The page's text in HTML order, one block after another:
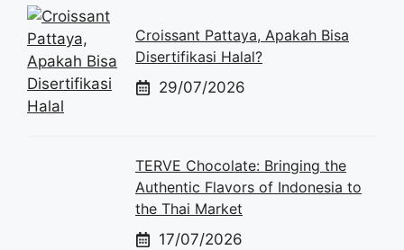
Croissant Pattaya, Apakah Bisa
Disertifikasi Halal?
29/07/2026
TERVE Chocolate: Bringing the
Authentic Flavors of Indonesia to
the Thai Market
17/07/2026